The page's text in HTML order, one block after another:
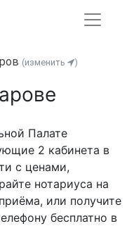
(изменить )
Палате
2 кабинета в
с ценами,
нотариуса на
или получите
бесплатно в